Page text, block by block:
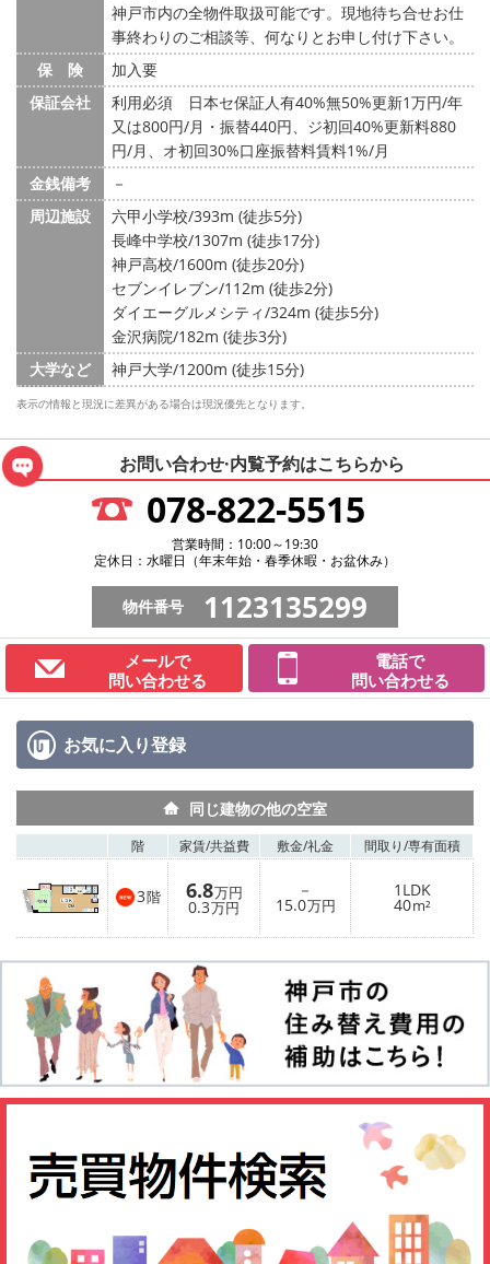
神戸市内の全物件取扱可能です。現地待ち合せお仕
事終わりのご相談等、何なりとお申し付け下さい。
保 険
加入要
保証会社
利用必須 日本セ保証人有40%無50%更新1万円/年
又は800円/月・振替440円、ジ初回40%更新料880
円/月、オ初回30%口座振替料賃料1%/月
金銭備考
－
周辺施設
六甲小学校/393m (徒歩5分)
長峰中学校/1307m (徒歩17分)
神戸高校/1600m (徒歩20分)
セブンイレブン/112m (徒歩2分)
ダイエーグルメシティ/324m (徒歩5分)
金沢病院/182m (徒歩3分)
大学など
神戸大学/1200m (徒歩15分)
表示の情報と現況に差異がある場合は現況優先となります。
お問い合わせ·内覧予約はこちらから
078-822-5515
営業時間：10:00～19:30
定休日：水曜日（年末年始・春季休暇・お盆休み）
物件番号 1123135299
メールで
問い合わせる
電話で
問い合わせる
お気に入り登録
同じ建物の他の空室
階 家賃/共益費 敷金/礼金 間取り/専有面積
3階 6.8万円
0.3万円
－
15.0万円
1LDK
40m²